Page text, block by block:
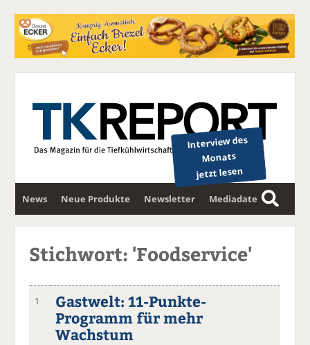
Interview des
Monats
jetzt lesen
News Neue Produkte Newsletter Mediadaten
S
u
Stichwort: 'Foodservice'
1
Gastwelt: 11-Punkte-
Programm für mehr
Wachstum